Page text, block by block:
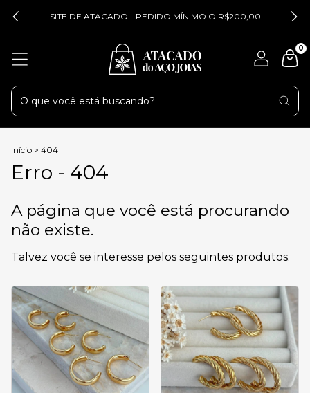
SITE DE ATACADO - PEDIDO MÍNIMO O R$200,00
0
Início > 404
Erro - 404
A página que você está procurando
não existe.
Talvez você se interesse pelos seguintes produtos.